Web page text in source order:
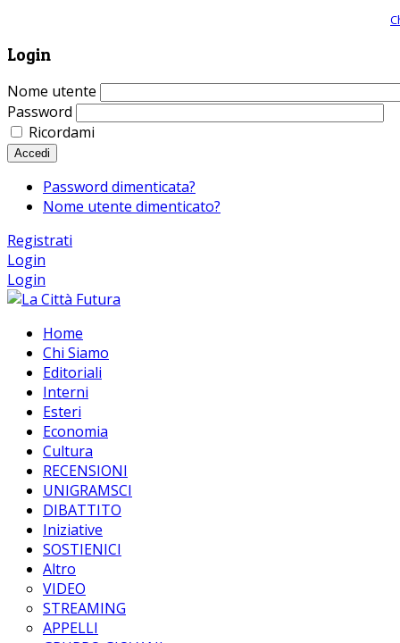
Login
Nome utente
Password
Ricordami
Accedi
Password dimenticata?
Nome utente dimenticato?
Registrati
Login
Login
Home
Chi Siamo
Editoriali
Interni
Esteri
Economia
Cultura
RECENSIONI
UNIGRAMSCI
DIBATTITO
Iniziative
SOSTIENICI
Altro
VIDEO
STREAMING
APPELLI